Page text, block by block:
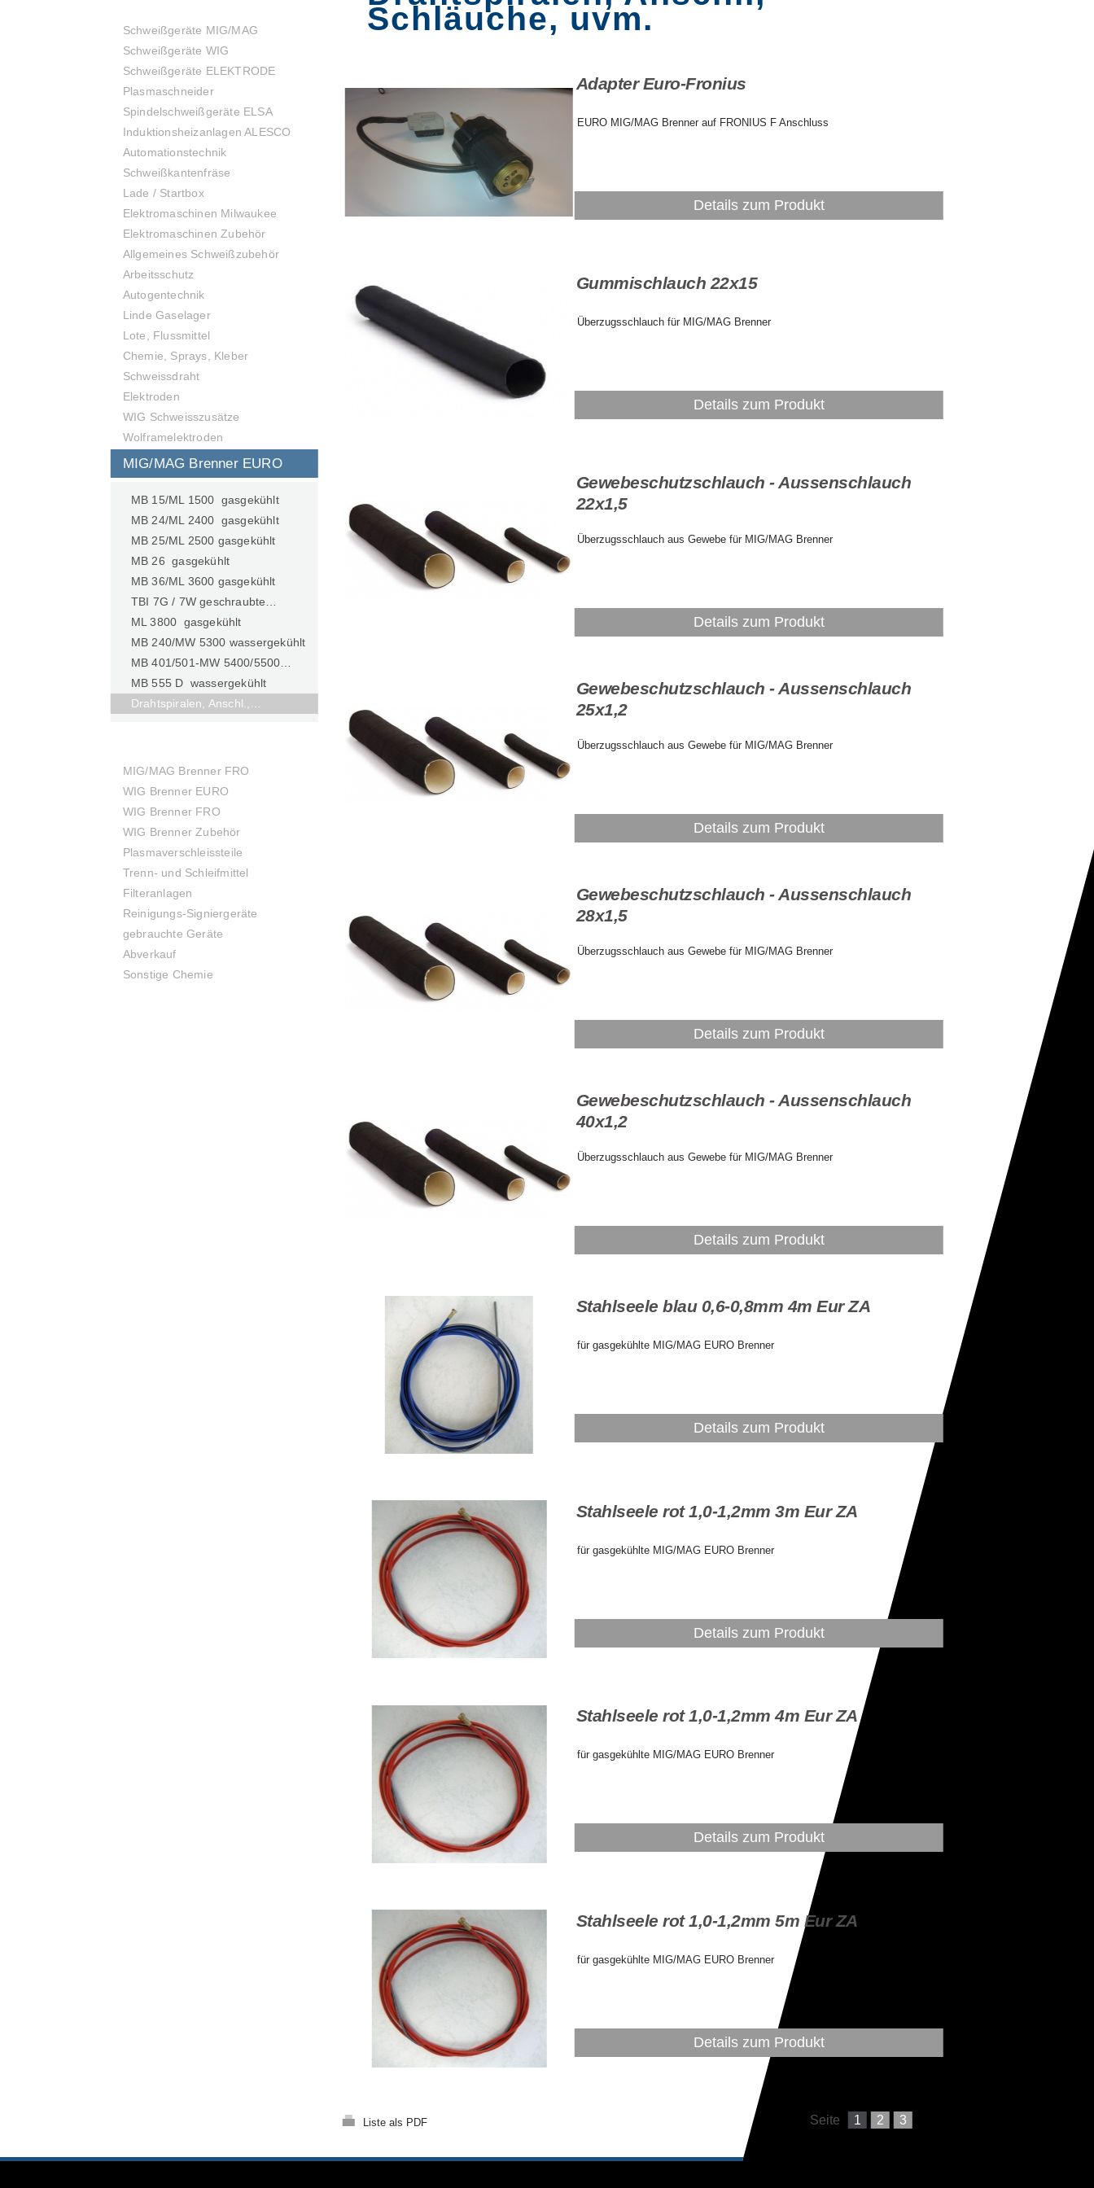
Schweißgeräte MIG/MAG
Schweißgeräte WIG
Schweißgeräte ELEKTRODE
Plasmaschneider
Spindelschweißgeräte ELSA
Induktionsheizanlagen ALESCO
Automationstechnik
Schweißkantenfräse
Lade / Startbox
Elektromaschinen Milwaukee
Elektromaschinen Zubehör
Allgemeines Schweißzubehör
Arbeitsschutz
Autogentechnik
Linde Gaselager
Lote, Flussmittel
Chemie, Sprays, Kleber
Schweissdraht
Elektroden
WIG Schweisszusätze
Wolframelektroden
MIG/MAG Brenner EURO
MB 15/ML 1500 gasgekühlt
MB 24/ML 2400 gasgekühlt
MB 25/ML 2500 gasgekühlt
MB 26 gasgekühlt
MB 36/ML 3600 gasgekühlt
TBI 7G / 7W geschraubte…
ML 3800 gasgekühlt
MB 240/MW 5300 wassergekühlt
MB 401/501-MW 5400/5500…
MB 555 D wassergekühlt
Drahtspiralen, Anschl.,…
MIG/MAG Brenner FRO
WIG Brenner EURO
WIG Brenner FRO
WIG Brenner Zubehör
Plasmaverschleissteile
Trenn- und Schleifmittel
Filteranlagen
Reinigungs-Signiergeräte
gebrauchte Geräte
Abverkauf
Sonstige Chemie
Schläuche, uvm.
Adapter Euro-Fronius
EURO MIG/MAG Brenner auf FRONIUS F Anschluss
Details zum Produkt
Gummischlauch 22x15
Überzugsschlauch für MIG/MAG Brenner
Details zum Produkt
Gewebeschutzschlauch - Aussenschlauch
22x1,5
Überzugsschlauch aus Gewebe für MIG/MAG Brenner
Details zum Produkt
Gewebeschutzschlauch - Aussenschlauch
25x1,2
Überzugsschlauch aus Gewebe für MIG/MAG Brenner
Details zum Produkt
Gewebeschutzschlauch - Aussenschlauch
28x1,5
Überzugsschlauch aus Gewebe für MIG/MAG Brenner
Details zum Produkt
Gewebeschutzschlauch - Aussenschlauch
40x1,2
Überzugsschlauch aus Gewebe für MIG/MAG Brenner
Details zum Produkt
Stahlseele blau 0,6-0,8mm 4m Eur ZA
für gasgekühlte MIG/MAG EURO Brenner
Details zum Produkt
Stahlseele rot 1,0-1,2mm 3m Eur ZA
für gasgekühlte MIG/MAG EURO Brenner
Details zum Produkt
Stahlseele rot 1,0-1,2mm 4m Eur ZA
für gasgekühlte MIG/MAG EURO Brenner
Details zum Produkt
Stahlseele rot 1,0-1,2mm 5m Eur ZA
für gasgekühlte MIG/MAG EURO Brenner
Details zum Produkt
Liste als PDF Seite 1 2 3